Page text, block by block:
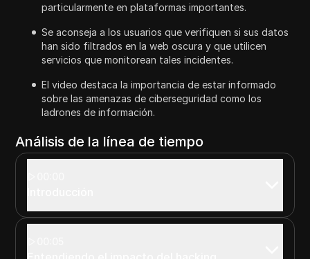
particularmente en plataformas importantes.
Se aconseja a los usuarios que verifiquen si sus datos
han sido filtrados en la web oscura y que utilicen
servicios que monitorean tales incidentes.
El video destaca la importancia de estar informado
sobre las amenazas de ciberseguridad como los
ladrones de información.
Análisis de la línea de tiempo